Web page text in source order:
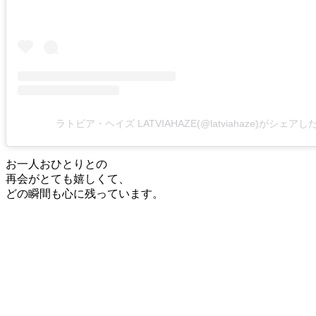
ラトビア・ヘイズ LATVIAHAZE(@latviahaze)がシェアし
お一人おひとりとの
再会がとても嬉しくて、
どの瞬間も心に残っています。